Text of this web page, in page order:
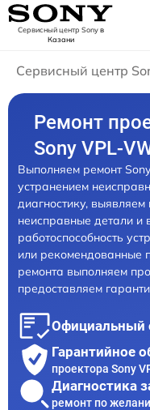
Сервисный центр Sonyв
Казани
Сервисный центр
Ремонт
Sony VPL-
Выполняем ремонт
устранением
диагностику,
неисправные детали и
работоспособность
или рекомендованные
ремонта выполняем
предоставляем
Официальный
Гарантийное
проектора Sony
Диагностика
ремонт по